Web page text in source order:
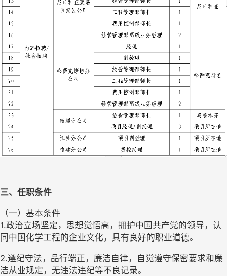
三、任职条件
（一）基本条件
1.政治立场坚定，思想觉悟高，拥护中国共产党的领导，认
同中国化学工程的企业文化，具有良好的职业道德。
2.遵纪守法，品行端正，廉洁自律，自觉遵守保密要求和廉
洁从业规定，无违法违纪等不良记录。